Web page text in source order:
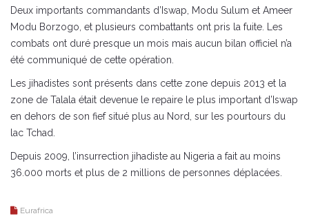
Deux importants commandants d’Iswap, Modu Sulum et Ameer
Modu Borzogo, et plusieurs combattants ont pris la fuite. Les
combats ont duré presque un mois mais aucun bilan officiel n’a
été communiqué de cette opération.
Les jihadistes sont présents dans cette zone depuis 2013 et la
zone de Talala était devenue le repaire le plus important d’Iswap
en dehors de son fief situé plus au Nord, sur les pourtours du
lac Tchad.
Depuis 2009, l’insurrection jihadiste au Nigeria a fait au moins
36.000 morts et plus de 2 millions de personnes déplacées.
Eurafrica